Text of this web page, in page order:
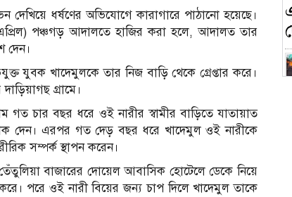
ধর্ষণের অভিযোগে কারাগারে পাঠানো হয়েছে।
পঞ্চগড় আদালতে হাজির করা হলে, আদালত তার
দেন।
যুবক খাদেমুলকে তার নিজ বাড়ি থেকে গ্রেপ্তার করে।
গ্রামে।
চার বছর ধরে ওই নারীর স্বামীর বাড়িতে যাতায়াত
দেন। এরপর গত দেড় বছর ধরে খাদেমুল ওই নারীকে
সম্পর্ক স্থাপন করেন।
বাজারের দোয়েল আবাসিক হোটেলে ডেকে নিয়ে
পরে ওই নারী বিয়ের জন্য চাপ দিলে খাদেমুল তাকে